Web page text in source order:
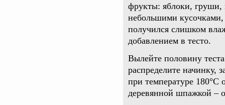
фрукты: яблоки,
небольшими
получился слишком
добавлением в тесто.
Вылейте половину
распределите начинку,
при температуре 180°C
деревянной шпажкой –